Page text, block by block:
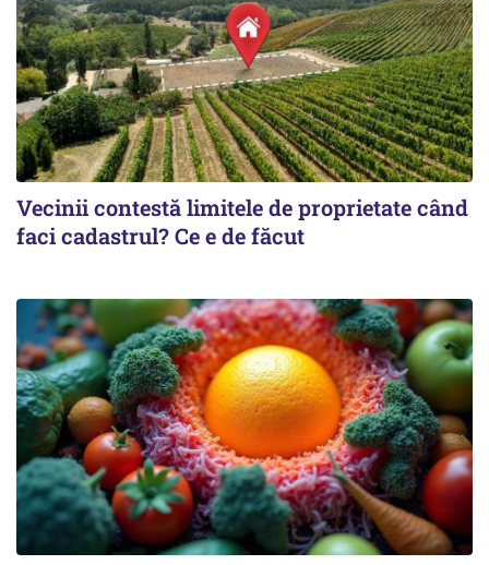
Vecinii contestă limitele de proprietate când
faci cadastrul? Ce e de făcut